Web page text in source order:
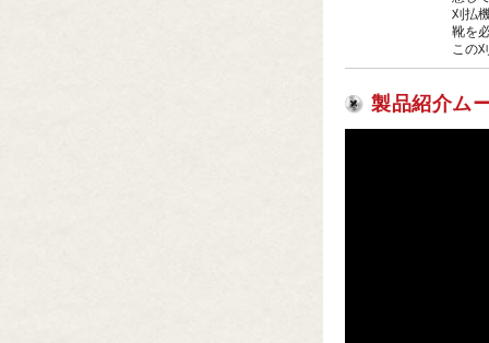
刈払
靴を
この
製品紹介ム